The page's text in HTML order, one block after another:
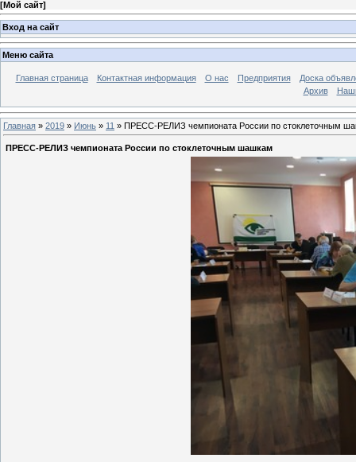
[Мой сайт]
Вход на сайт
Меню сайта
Главная страница Контактная информация О нас Предприятия
Доска
Архив
Главная » 2019 » Июнь » 11 » ПРЕСС-РЕЛИЗ чемпионата России по стоклеточным
ПРЕСС-РЕЛИЗ чемпионата России по стоклеточным шашкам